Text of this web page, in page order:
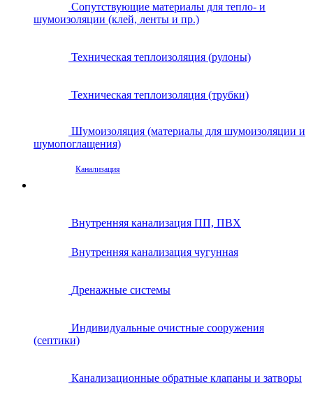
Сопутствующие материалы для тепло- и
шумоизоляции (клей, ленты и пр.)
Техническая теплоизоляция (рулоны)
Техническая теплоизоляция (трубки)
Шумоизоляция (материалы для шумоизоляции и
шумопоглащения)
Канализация
Внутренняя канализация ПП, ПВХ
Внутренняя канализация чугунная
Дренажные системы
Индивидуальные очистные сооружения
(септики)
Канализационные обратные клапаны и затворы